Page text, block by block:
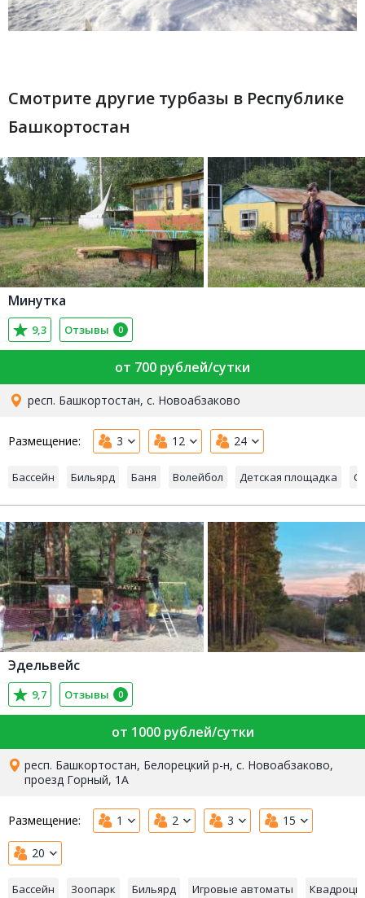
Смотрите другие турбазы в Республике
Башкортостан
Минутка
9,3 Отзывы 0
от 700 рублей/сутки
респ. Башкортостан, с. Новоабзаково
Размещение: 3 12 24
Бассейн Бильярд Баня Волейбол Детская площадка
Эдельвейс
9,7 Отзывы 0
от 1000 рублей/сутки
респ. Башкортостан, Белорецкий р-н, с. Новоабзаково,
проезд Горный, 1А
Размещение: 1 2 3 15
20
Бассейн Зоопарк Бильярд Игровые автоматы